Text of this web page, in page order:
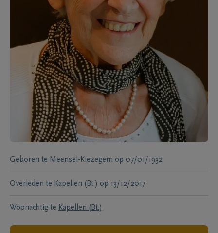
Geboren te Meensel-Kiezegem op 07/01/1932
Overleden te Kapellen (Bt.) op 13/12/2017
Woonachtig te Kapellen (Bt.)